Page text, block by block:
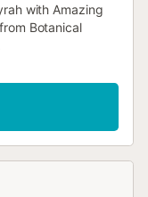
with Amazing
Botanical